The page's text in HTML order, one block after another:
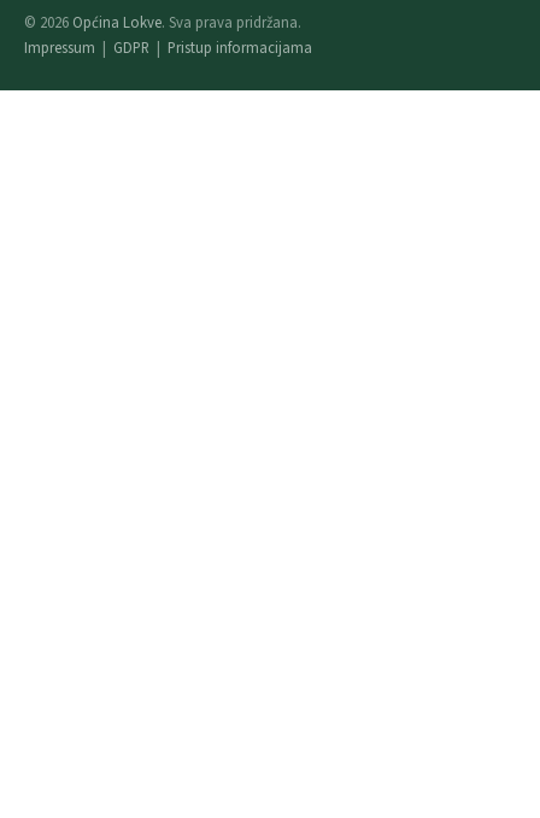
© 2026 Općina Lokve. Sva prava pridržana.
Impressum | GDPR | Pristup informacijama